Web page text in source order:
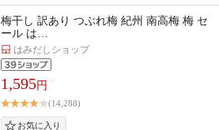
梅干し 訳あり つぶれ梅 紀州 南高梅 梅 セ
ール は…
はみだしショップ
1,595円
(14,288)